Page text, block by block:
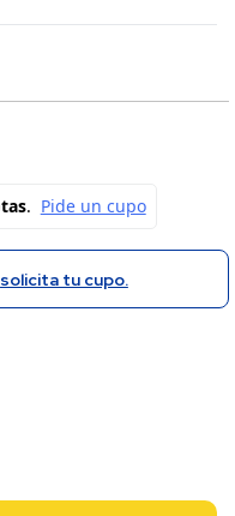
solicita tu cupo.